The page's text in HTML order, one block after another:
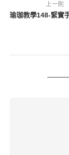
上一則
瑜珈教學148-緊實